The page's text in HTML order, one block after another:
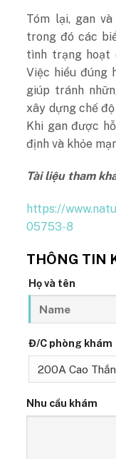
Tóm lại, gan
trong đó các
tình trạng hoạt
Việc hiểu đúng
giúp tránh
xây dựng chế
Khi gan được
định và khỏe
Tài liệu tham
https://
05753-8
THÔNG TIN
Họ và tên
Đ/C phòng khám
Nhu cầu khám